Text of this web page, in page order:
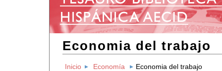
Economia del trabajo
Inicio Economía Economia del trabajo